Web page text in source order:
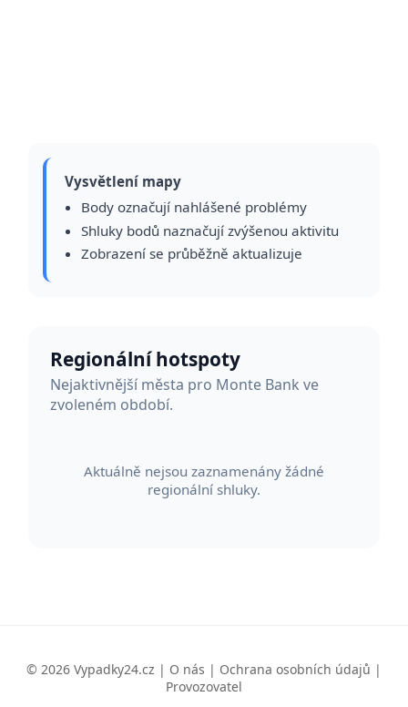
Vysvětlení mapy
Body označují nahlášené problémy
Shluky bodů naznačují zvýšenou aktivitu
Zobrazení se průběžně aktualizuje
Regionální hotspoty
Nejaktivnější města pro Monte Bank ve
zvoleném období.
Aktuálně nejsou zaznamenány žádné
regionální shluky.
© 2026 Vypadky24.cz | O nás | Ochrana osobních údajů |
Provozovatel